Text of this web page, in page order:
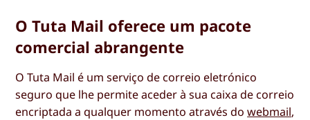
O Tuta Mail oferece um pacote
comercial abrangente
O Tuta Mail é um serviço de correio eletrónico
seguro que lhe permite aceder à sua caixa de correio
encriptada a qualquer momento através dowebmail,